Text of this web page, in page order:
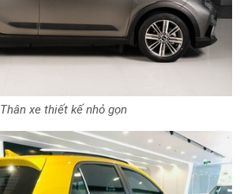
Thân xe thiết kế nhỏ gọn